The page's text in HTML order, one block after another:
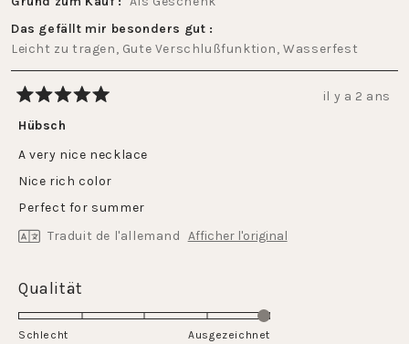
Das gefällt mir besonders gut
Leicht zu tragen, Gute Verschlußfunktion, Wasserfest
5
5
étoiles
il y a 2 ans
Hübsch
A very nice necklace
Nice rich color
Perfect for summer
Traduit de l'allemand Afficher l'original
Qualität
sur
Schlecht Ausgezeichnet